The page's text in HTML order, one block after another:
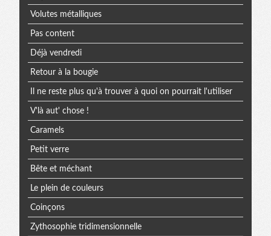
Volutes métalliques
Pas content
Déjà vendredi
Retour à la bougie
Il ne reste plus qu'à trouver à quoi on pourrait l'utiliser
V'là aut' chose !
Caramels
Petit verre
Bête et méchant
Le plein de couleurs
Coinçons
Zythosophie tridimensionnelle